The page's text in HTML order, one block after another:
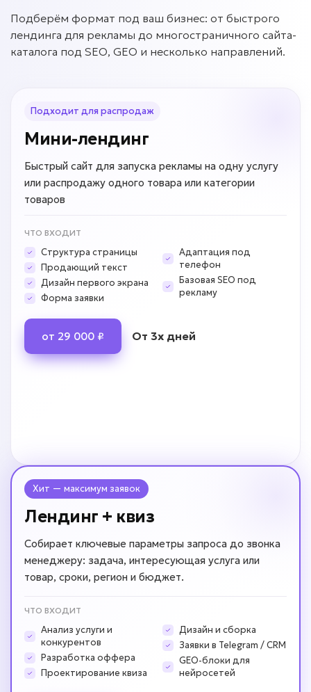
Подберём формат под ваш бизнес: от быстрого
лендинга для рекламы до многостраничного сайта-
каталога под SEO, GEO и несколько направлений.
Подходит для распродаж
Мини-лендинг
Быстрый сайт для запуска рекламы на одну услугу
или распродажу одного товара или категории
товаров
ЧТО ВХОДИТ
Структура страницы
Продающий текст
Дизайн первого экрана
Форма заявки
Адаптация под
телефон
Базовая SEO под
рекламу
от 29 000 ₽ От 3х дней
Хит — максимум заявок
Лендинг + квиз
Собирает ключевые параметры запроса до звонка
менеджеру: задача, интересующая услуга или
товар, сроки, регион и бюджет.
ЧТО ВХОДИТ
Анализ услуги и
конкурентов
Разработка оффера
Проектирование квиза
Дизайн и сборка
Заявки в Telegram / CRM
GEO-блоки для
нейросетей